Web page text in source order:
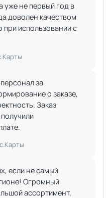
уже не первый год в
доволен качеством
при использовании с
за
о заказе,
Заказ
если не самый
Огромный
ассортимент,